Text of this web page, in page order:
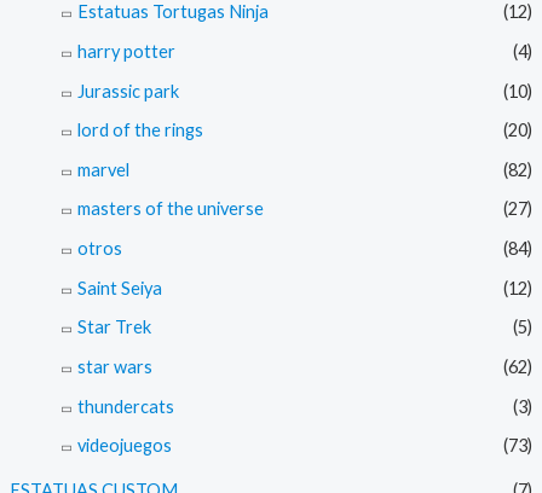
Estatuas Tortugas Ninja
(12)
harry potter
(4)
Jurassic park
(10)
lord of the rings
(20)
marvel
(82)
masters of the universe
(27)
otros
(84)
Saint Seiya
(12)
Star Trek
(5)
star wars
(62)
thundercats
(3)
videojuegos
(73)